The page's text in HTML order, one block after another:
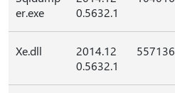
er.exe
0.5632.1
Xe.dll
2014.12
0.5632.1
557136